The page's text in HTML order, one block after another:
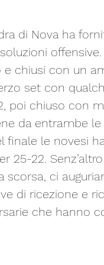
di Nova ha
chiusi con un
set con
poi chiuso con
da entrambe
finale le novesi
25-22.
ci
di ricezione e
che hanno